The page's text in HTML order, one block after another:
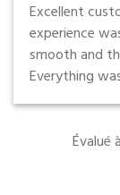
Excellent
experience
smooth and
Everything
Évalué à